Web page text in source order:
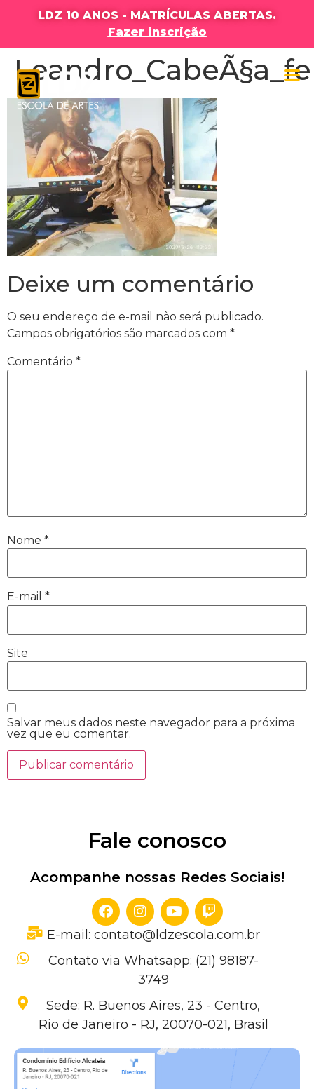
LDZ 10 ANOS - MATRÍCULAS ABERTAS.
Fazer inscrição
Deixe um comentário
O seu endereço de e-mail não será publicado.
Campos obrigatórios são marcados com *
Comentário *
Nome *
E-mail *
Site
Salvar meus dados neste navegador para a próxima
vez que eu comentar.
Fale conosco
Acompanhe nossas Redes Sociais!
E-mail: contato@ldzescola.com.br
Contato via Whatsapp: (21) 98187-
3749
Sede: R. Buenos Aires, 23 - Centro,
Rio de Janeiro - RJ, 20070-021, Brasil